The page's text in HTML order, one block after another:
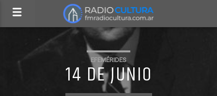
EFEMÉRIDES
14 DE JUNIO